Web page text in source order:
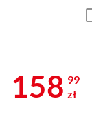
158 99
zł